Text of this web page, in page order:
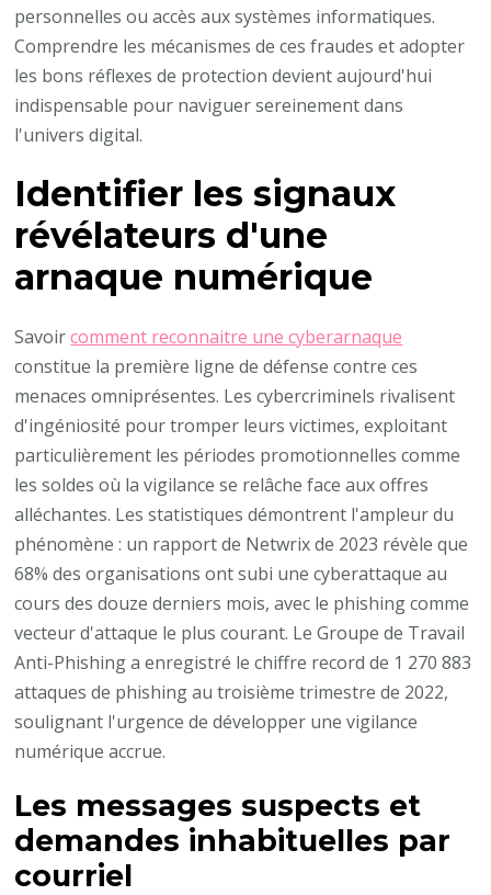
personnelles ou accès aux systèmes informatiques.
Comprendre les mécanismes de ces fraudes et adopter
les bons réflexes de protection devient aujourd'hui
indispensable pour naviguer sereinement dans
l'univers digital.
Identifier les signaux
révélateurs d'une
arnaque numérique
Savoircomment reconnaitre une cyberarnaque
constitue la première ligne de défense contre ces
menaces omniprésentes. Les cybercriminels rivalisent
d'ingéniosité pour tromper leurs victimes, exploitant
particulièrement les périodes promotionnelles comme
les soldes où la vigilance se relâche face aux offres
alléchantes. Les statistiques démontrent l'ampleur du
phénomène : un rapport de Netwrix de 2023 révèle que
68% des organisations ont subi une cyberattaque au
cours des douze derniers mois, avec le phishing comme
vecteur d'attaque le plus courant. Le Groupe de Travail
Anti-Phishing a enregistré le chiffre record de 1 270 883
attaques de phishing au troisième trimestre de 2022,
soulignant l'urgence de développer une vigilance
numérique accrue.
Les messages suspects et
demandes inhabituelles par
courriel